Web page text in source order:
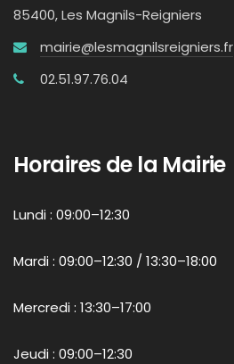
85400, Les Magnils-Reigniers
mairie@lesmagnilsreigniers.fr
02.51.97.76.04
Horaires de la Mairie
Lundi : 09:00–12:30
Mardi : 09:00–12:30 / 13:30–18:00
Mercredi : 13:30–17:00
Jeudi : 09:00–12:30